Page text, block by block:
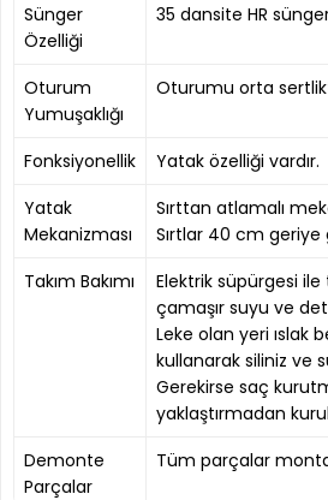
Sünger
Özelliği
35 dansite HR sünger
Oturum
Yumuşaklığı
Oturumu orta
Fonksiyonellik
Yatak özelliği vardır.
Yatak
Mekanizması
Sırttan atlamalı
Sırtlar 40 cm
Takım Bakımı
Elektrik süpürgesi ile
çamaşır suyu ve
Leke olan yeri ıslak
kullanarak siliniz ve
Gerekirse saç
yaklaştırmadan
Demonte
Parçalar
Tüm parçalar